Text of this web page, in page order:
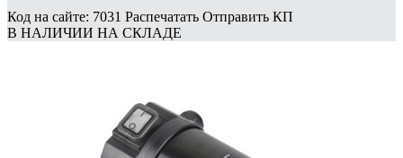
Код на сайте: 7031 Распечатать Отправить КП
В НАЛИЧИИ НА СКЛАДЕ